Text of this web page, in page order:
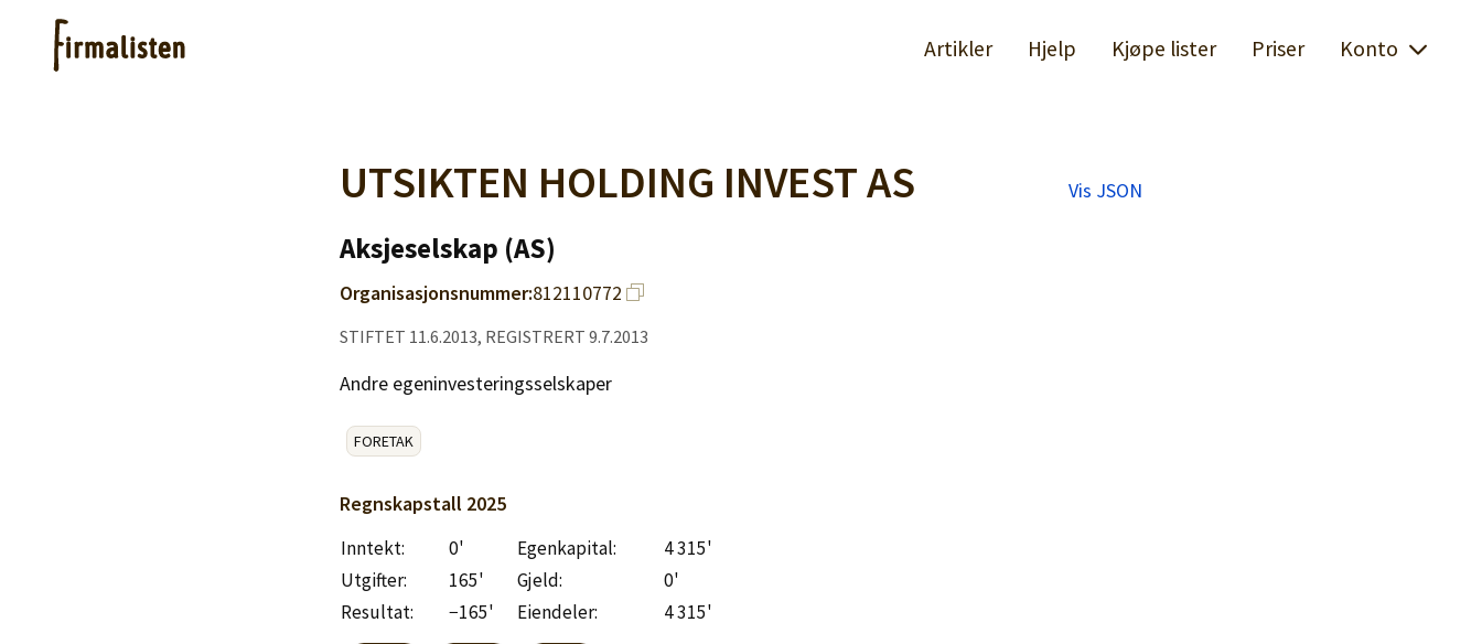
Artikler Hjelp Kjøpe lister Priser Konto
UTSIKTEN HOLDING INVEST AS Vis JSON
Aksjeselskap (AS)
Organisasjonsnummer:812110772
STIFTET 11.6.2013, REGISTRERT 9.7.2013
Andre egeninvesteringsselskaper
FORETAK
Regnskapstall 2025
Inntekt: 0' Egenkapital:
4 315'
Utgifter:
165' Gjeld:
0'
Resultat:
−165' Eiendeler: 4 315'